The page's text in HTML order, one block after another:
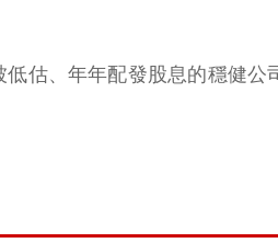
估、年年配發股息的穩健